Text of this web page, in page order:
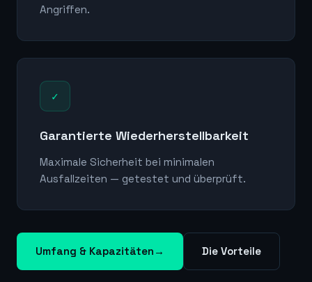
Angriffen.
✓
Garantierte Wiederherstellbarkeit
Maximale Sicherheit bei minimalen
Ausfallzeiten — getestet und überprüft.
Umfang & Kapazitäten → Die Vorteile